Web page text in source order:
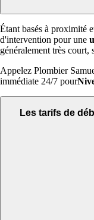
Étant basés à proximité
d'intervention pour une
généralement très court,
Appelez Plombier
immédiate 24/7 pour
Les tarifs de